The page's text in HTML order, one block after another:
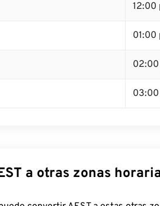
12:00
01:00
02:00
03:00
a otras zonas